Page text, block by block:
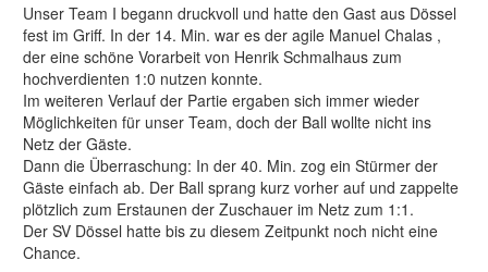
Unser Team I begann druckvoll und hatte den Gast aus Dössel
fest im Griff. In der 14. Min. war es der agile Manuel Chalas ,
der eine schöne Vorarbeit von Henrik Schmalhaus zum
hochverdienten 1:0 nutzen konnte.
Im weiteren Verlauf der Partie ergaben sich immer wieder
Möglichkeiten für unser Team, doch der Ball wollte nicht ins
Netz der Gäste.
Dann die Überraschung: In der 40. Min. zog ein Stürmer der
Gäste einfach ab. Der Ball sprang kurz vorher auf und zappelte
plötzlich zum Erstaunen der Zuschauer im Netz zum 1:1.
Der SV Dössel hatte bis zu diesem Zeitpunkt noch nicht eine
Chance.